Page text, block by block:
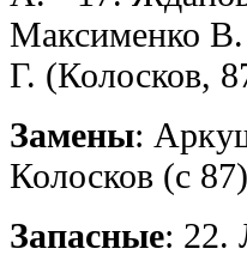
Максименко
Г. (Колосков,
Замены:
Колосков (с 87)
Запасные: 22.